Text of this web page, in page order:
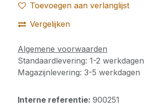
Toevoegen aan verlanglijst
Vergelijken
Algemene voorwaarden
Standaardlevering: 1-2 werkdagen
Magazijnlevering: 3-5 werkdagen
Interne referentie: 900251